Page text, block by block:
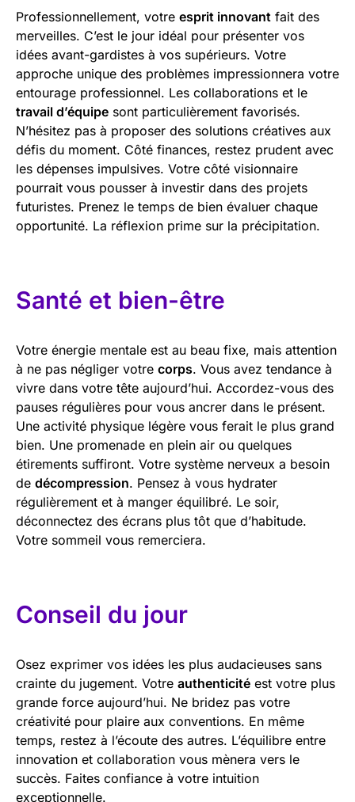
Professionnellement, votre esprit innovant fait des
merveilles. C’est le jour idéal pour présenter vos
idées avant-gardistes à vos supérieurs. Votre
approche unique des problèmes impressionnera votre
entourage professionnel. Les collaborations et le
travail d’équipe sont particulièrement favorisés.
N’hésitez pas à proposer des solutions créatives aux
défis du moment. Côté finances, restez prudent avec
les dépenses impulsives. Votre côté visionnaire
pourrait vous pousser à investir dans des projets
futuristes. Prenez le temps de bien évaluer chaque
opportunité. La réflexion prime sur la précipitation.
Santé et bien-être
Votre énergie mentale est au beau fixe, mais attention
à ne pas négliger votre corps. Vous avez tendance à
vivre dans votre tête aujourd’hui. Accordez-vous des
pauses régulières pour vous ancrer dans le présent.
Une activité physique légère vous ferait le plus grand
bien. Une promenade en plein air ou quelques
étirements suffiront. Votre système nerveux a besoin
de décompression. Pensez à vous hydrater
régulièrement et à manger équilibré. Le soir,
déconnectez des écrans plus tôt que d’habitude.
Votre sommeil vous remerciera.
Conseil du jour
Osez exprimer vos idées les plus audacieuses sans
crainte du jugement. Votre authenticité est votre plus
grande force aujourd’hui. Ne bridez pas votre
créativité pour plaire aux conventions. En même
temps, restez à l’écoute des autres. L’équilibre entre
innovation et collaboration vous mènera vers le
succès. Faites confiance à votre intuition
exceptionnelle.